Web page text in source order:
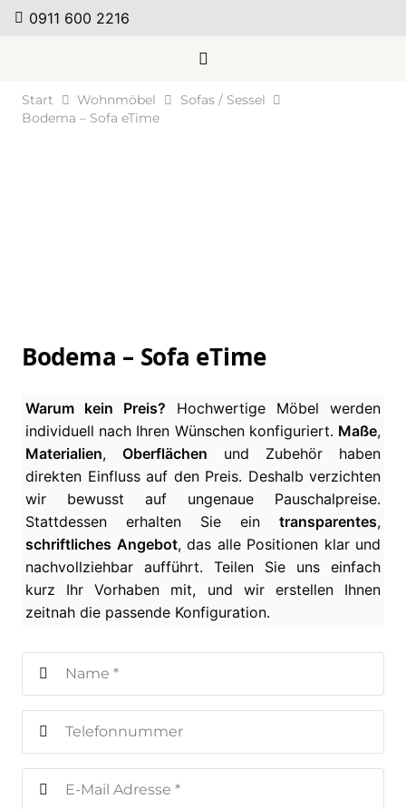
0911 600 2216
Start Wohnmöbel
Sofas / Sessel
Bodema – Sofa eTime
Bodema – Sofa eTime
Warum kein Preis? Hochwertige Möbel werden
individuell nach Ihren Wünschen konfiguriert. Maße,
Materialien, Oberflächen und Zubehör haben
direkten Einfluss auf den Preis. Deshalb verzichten
wir bewusst auf ungenaue Pauschalpreise.
Stattdessen erhalten Sie ein transparentes,
schriftliches Angebot, das alle Positionen klar und
nachvollziehbar aufführt. Teilen Sie uns einfach
kurz Ihr Vorhaben mit, und wir erstellen Ihnen
zeitnah die passende Konfiguration.